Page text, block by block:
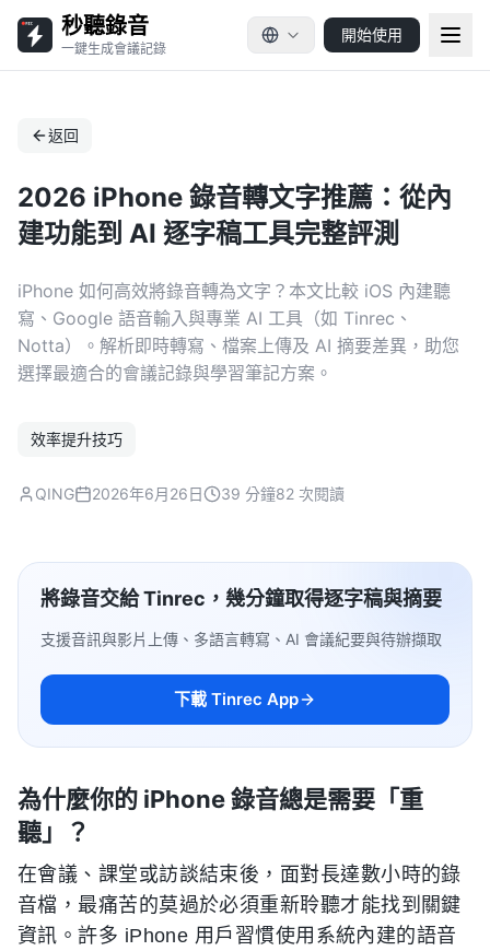
秒聽錄音
一鍵生成會議記錄
開始使用
返回
2026 iPhone 錄音轉文字推薦：從內
建功能到 AI 逐字稿工具完整評測
iPhone 如何高效將錄音轉為文字？本文比較 iOS 內建聽
寫、Google 語音輸入與專業 AI 工具（如 Tinrec、
Notta）。解析即時轉寫、檔案上傳及 AI 摘要差異，助您
選擇最適合的會議記錄與學習筆記方案。
效率提升技巧
QING 2026年6月26日 39 分鐘82 次閱讀
將錄音交給 Tinrec，幾分鐘取得逐字稿與摘要
支援音訊與影片上傳、多語言轉寫、AI 會議紀要與待辦擷取
下載 Tinrec App
為什麼你的 iPhone 錄音總是需要「重
聽」？
在會議、課堂或訪談結束後，面對長達數小時的錄
音檔，最痛苦的莫過於必須重新聆聽才能找到關鍵
資訊。許多 iPhone 用戶習慣使用系統內建的語音